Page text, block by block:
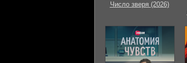
Число зверя (2026)